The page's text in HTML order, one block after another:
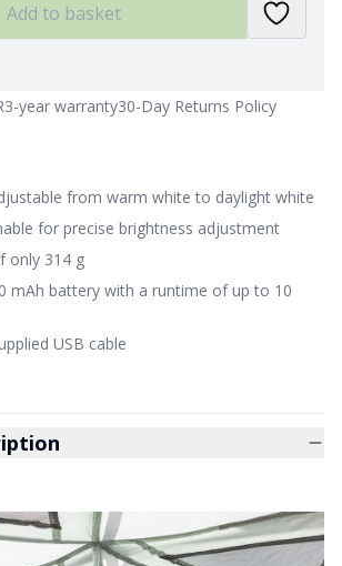
Add to basket
3-year warranty30-Day Returns Policy
from warm white to daylight white
for precise brightness adjustment
only 314 g
mAh battery with a runtime of up to 10
USB cable